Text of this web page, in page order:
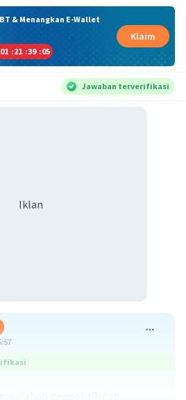
& Menangkan E-Wallet
01 :21 :39 :05
Klaim
Jawaban terverifikasi
Iklan